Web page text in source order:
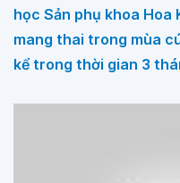
học Sản phụ khoa
mang thai trong mùa
kể trong thời gian 3